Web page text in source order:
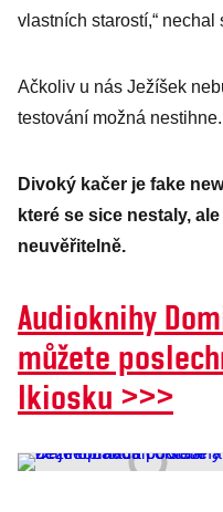
vlastních starostí,“
Ačkoliv u nás Ježíšek
testování možná nestihne.
Divoký kačer je fake
které se sice nestaly,
neuvěřitelně.
Audioknihy
můžete
Ikiosku >>>